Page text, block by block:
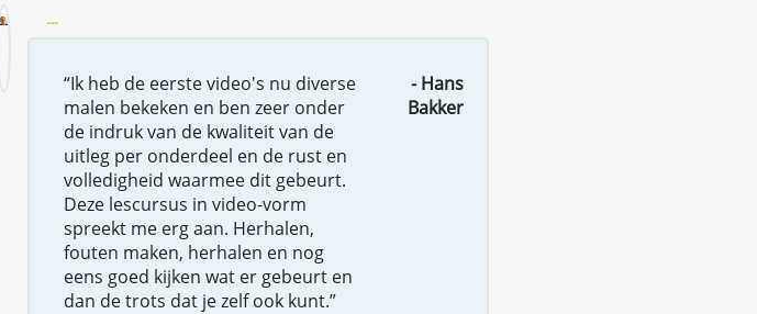
“Ik heb de eerste video's nu diverse
malen bekeken en ben zeer onder
de indruk van de kwaliteit van de
uitleg per onderdeel en de rust en
volledigheid waarmee dit gebeurt.
Deze lescursus in video-vorm
spreekt me erg aan. Herhalen,
fouten maken, herhalen en nog
eens goed kijken wat er gebeurt en
dan de trots dat je zelf ook kunt.”
- Hans
Bakker